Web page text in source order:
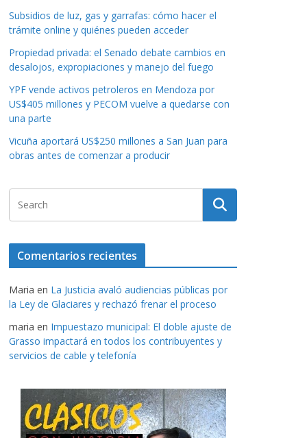
Subsidios de luz, gas y garrafas: cómo hacer el
trámite online y quiénes pueden acceder
Propiedad privada: el Senado debate cambios en
desalojos, expropiaciones y manejo del fuego
YPF vende activos petroleros en Mendoza por
US$405 millones y PECOM vuelve a quedarse con
una parte
Vicuña aportará US$250 millones a San Juan para
obras antes de comenzar a producir
Comentarios recientes
Maria en La Justicia avaló audiencias públicas por
la Ley de Glaciares y rechazó frenar el proceso
maria en Impuestazo municipal: El doble ajuste de
Grasso impactará en todos los contribuyentes y
servicios de cable y telefonía